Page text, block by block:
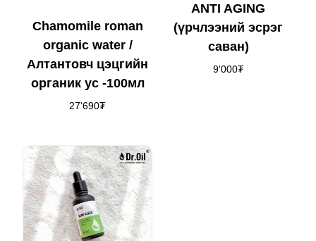
Chamomile roman
organic water /
Алтантовч цэцгийн
органик ус -100мл
27'690₮
ANTI AGING
(үрчлээний эсрэг
саван)
9'000₮